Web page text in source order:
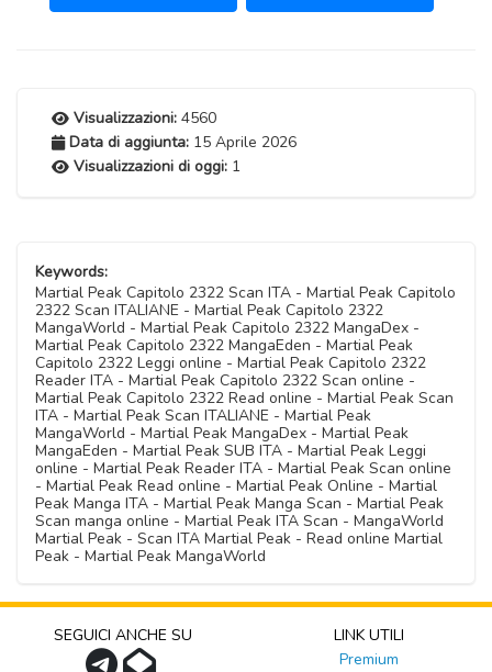
Visualizzazioni: 4560
Data di aggiunta: 15 Aprile 2026
Visualizzazioni di oggi: 1
Keywords:
Martial Peak Capitolo 2322 Scan ITA - Martial Peak Capitolo
2322 Scan ITALIANE - Martial Peak Capitolo 2322
MangaWorld - Martial Peak Capitolo 2322 MangaDex -
Martial Peak Capitolo 2322 MangaEden - Martial Peak
Capitolo 2322 Leggi online - Martial Peak Capitolo 2322
Reader ITA - Martial Peak Capitolo 2322 Scan online -
Martial Peak Capitolo 2322 Read online - Martial Peak Scan
ITA - Martial Peak Scan ITALIANE - Martial Peak
MangaWorld - Martial Peak MangaDex - Martial Peak
MangaEden - Martial Peak SUB ITA - Martial Peak Leggi
online - Martial Peak Reader ITA - Martial Peak Scan online
- Martial Peak Read online - Martial Peak Online - Martial
Peak Manga ITA - Martial Peak Manga Scan - Martial Peak
Scan manga online - Martial Peak ITA Scan - MangaWorld
Martial Peak - Scan ITA Martial Peak - Read online Martial
Peak - Martial Peak MangaWorld
SEGUICI ANCHE SU
LINK UTILI
Premium